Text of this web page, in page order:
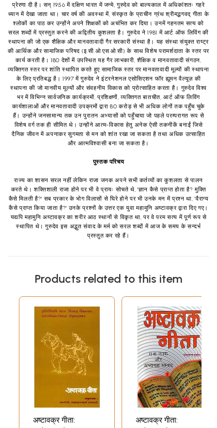
प्रेरणा दी है। सन् 1956 में दक्षिण भारत में जन्मे, गुरुदेव को बाल्यकाल में अधिकांशतः गहरे
ध्यान में देखा जाता था। चार वर्ष की अवस्था में, संस्कृत के प्राचीन ग्रंथ श्रीमद्भगवद् गीता के
श्लोकों का पाठ कर उन्होंने अपने शिक्षकों को अचंभित कर दिया। उनमें गहनतम सत्य को
सरल शब्दों में प्रस्तुत करने की अद्वितीय कुशलता है। गुरुदेव ने 1981 में आर्ट ऑफ लिविंग की
स्थापना की जो एक शैक्षिक और मानवतावादी गैर सरकारी संस्था है। यह संस्था संयुक्त राष्ट्र
की आर्थिक और सामाजिक परिषद (इ.सी.ओ.एस.ओ.सी) के साथ विशेष परामर्शदाता के स्तर पर
कार्य करती है। 180 देशों में उपस्थित यह गैर लाभकारी, शैक्षिक व मानवतावादी संगठन,
व्यक्तिगत स्तर पर शांति स्थापित करते हुए सामाजिक स्तर पर मानवतावादी मूल्यों की स्थापना
के लिए प्रतिबद्ध है। 1997 में गुरुदेव ने इंटरनेशनल एसोसिएशन फॉर ह्यूमन वैल्यूज़ की
स्थापना की जो मानवीय मूल्यों और संवहनीय विकास को प्रोत्साहित करता है। गुरुदेव विश्व
भर में विभिन्न सार्वजनिक कार्यक्रमों, प्रशिक्षणों, व्यक्तिगत बातचीत, आर्ट ऑफ लिविंग
कार्यशालाओं और मानवतावादी उपक्रमों द्वारा 80 करोड़ से भी अधिक लोगों तक पहुँच चुके
हैं। उन्होंने जनसामान्य तक उन पुरातन अभ्यासों को पहुँचाया जो पहले परम्परागत रूप से
विशेष वर्ग तक ही सीमित थे। उन्होंने आत्म-विकास हेतु अनेक ऐसी तकनीकें बनाईं जिसे
दैनिक जीवन में अपनाकर सुगमता से मन को शांत रखा जा सकता है तथा अधिक उत्साहित
और आत्मविश्वासी बना जा सकता है।
पुस्तक परिचय
राज्य का शासन सरल नहीं लेकिन राजा जनक अपने सभी कर्तव्यों का कुशलता से पालन
करते थे। शक्तिशाली राजा होने पर भी वे प्रायः सोचते थे, 'ज्ञान कैसे प्राप्त होता है? मुक्ति
कैसे मिलती है?' सब प्रकार के भोग विलासों से घिरे होने पर भी उनके मन में प्रश्न था, 'वैराग्य
कैसे प्राप्त किया जाता है?' उनके प्रश्नों के उत्तर एक युवा महामुनि अष्टावक्र द्वारा दिए गए।
यद्यपि महामुनि अष्टावक्र का शरीर आठ स्थानों से विकृत था, पर वे परम सत्य में पूर्ण रूप से
स्थापित थे। गुरुदेव इस अद्भुत संवाद के मर्म को सरल शब्दों में आज के समय के सन्दर्भ
प्रस्तुत कर रहे हैं।
Products related to this item
अष्टावक्र गीता:
अष्टावक्र गीता: